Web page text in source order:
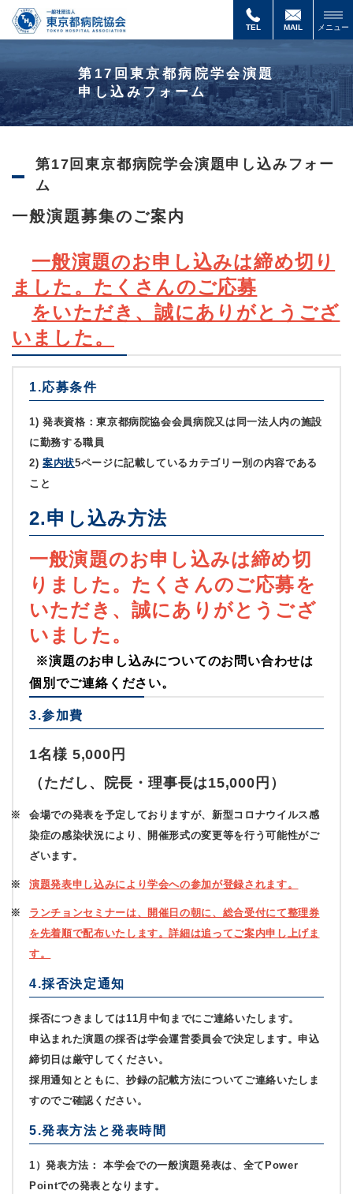
第
17
回
京
都
病
院
学
込
ム
TEL MAIL メニュー
第17回東京都病院学会演題
申し込みフォーム
第17回東京都病院学会演題申し込みフォー
ム
一般演題募集のご案内
一般演題のお申し込みは締め切り
ました。たくさんのご応募
をいただき、誠にありがとうござ
いました。
1.応募条件
1) 発表資格：東京都病院協会会員病院又は同一法人内の施設
に勤務する職員
2) 案内状5ページに記載しているカテゴリー別の内容である
こと
2.申し込み方法
一般演題のお申し込みは締め切
りました。たくさんのご応募を
いただき、誠にありがとうござ
いました。
※演題のお申し込みについてのお問い合わせは
個別でご連絡ください。
3.参加費
1名様 5,000円
（ただし、院長・理事長は15,000円）
会場での発表を予定しておりますが、新型コロナウイルス感
染症の感染状況により、開催形式の変更等を行う可能性がご
ざいます。
演題発表申し込みにより学会への参加が登録されます。
ランチョンセミナーは、開催日の朝に、総合受付にて整理券
を先着順で配布いたします。詳細は追ってご案内申し上げま
す。
4.採否決定通知
採否につきましては11月中旬までにご連絡いたします。
申込まれた演題の採否は学会運営委員会で決定します。申込
締切日は厳守してください。
採用通知とともに、抄録の記載方法についてご連絡いたしま
すのでご確認ください。
5.発表方法と発表時間
1）発表方法：
本学会での一般演題発表は、全てPower
Pointでの発表となります。